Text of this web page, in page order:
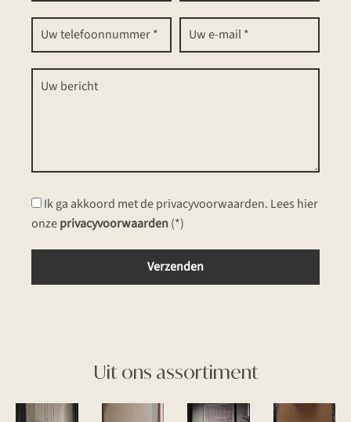
Ik ga akkoord met de privacyvoorwaarden. Lees hier
onzeprivacyvoorwaarden(*)
Uit ons assortiment